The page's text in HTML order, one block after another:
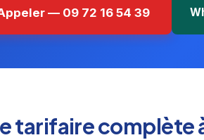
— 09 72 16 54 39
tarifaire complète